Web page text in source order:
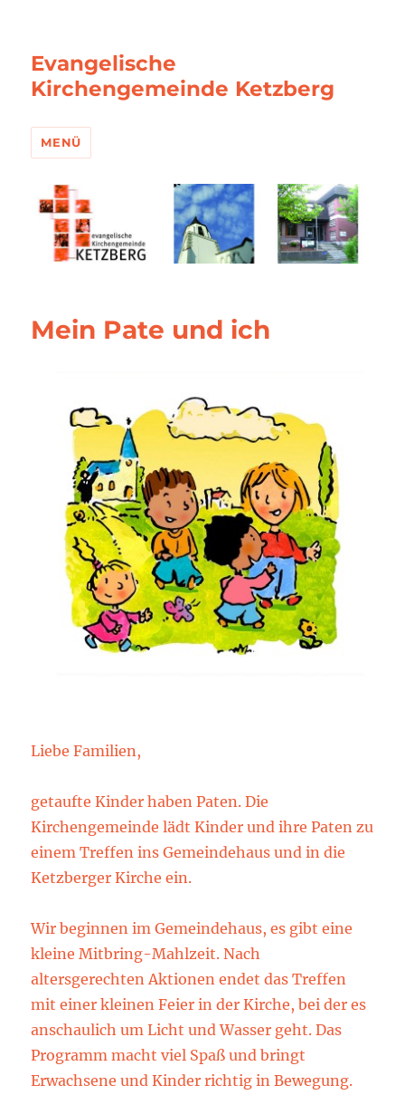
Evangelische
Kirchengemeinde Ketzberg
MENÜ
Mein Pate und ich
Liebe Familien,
getaufte Kinder haben Paten. Die
Kirchengemeinde lädt Kinder und ihre Paten zu
einem Treffen ins Gemeindehaus und in die
Ketzberger Kirche ein.
Wir beginnen im Gemeindehaus, es gibt eine
kleine Mitbring-Mahlzeit. Nach
altersgerechten Aktionen endet das Treffen
mit einer kleinen Feier in der Kirche, bei der es
anschaulich um Licht und Wasser geht. Das
Programm macht viel Spaß und bringt
Erwachsene und Kinder richtig in Bewegung.